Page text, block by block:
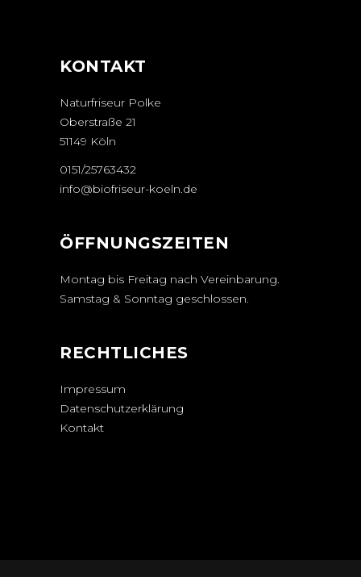
KONTAKT
Naturfriseur Polke
Oberstraße 21
51149 Köln
0151/25763432
info@biofriseur-koeln.de
ÖFFNUNGSZEITEN
Montag bis Freitag nach Vereinbarung.
Samstag & Sonntag geschlossen.
RECHTLICHES
Impressum
Datenschutzerklärung
Kontakt